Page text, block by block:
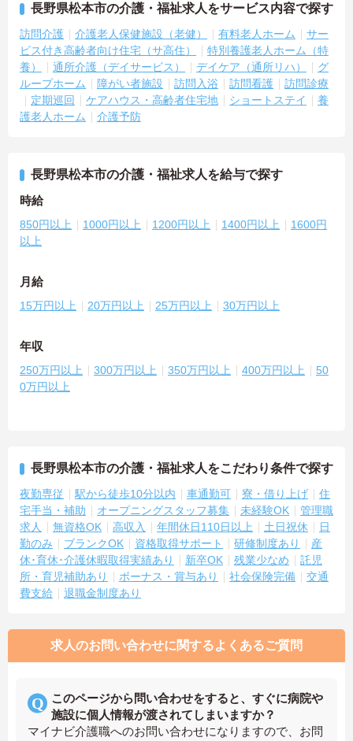
長野県松本市の介護・福祉求人をサービス内容で探す
訪問介護 介護老人保健施設（老健） 有料老人ホーム
サー
ビス付き高齢者向け住宅（サ高住）
特別養護老人ホーム（特
養）
通所介護（デイサービス） デイケア（通所リハ）
グ
ループホーム
障がい者施設 訪問入浴 訪問看護
訪問診療
定期巡回
ケアハウス・高齢者住宅地 ショートステイ
養
護老人ホーム
介護予防
長野県松本市の介護・福祉求人を給与で探す
時給
850円以上 1000円以上 1200円以上 1400円以上
1600円
以上
月給
15万円以上 20万円以上 25万円以上 30万円以上
年収
250万円以上 300万円以上 350万円以上 400万円以上
50
0万円以上
長野県松本市の介護・福祉求人をこだわり条件で探す
夜勤専従 駅から徒歩10分以内 車通勤可 寮・借り上げ
住
宅手当・補助
オープニングスタッフ募集 未経験OK
管理職
求人
無資格OK 高収入 年間休日110日以上 土日祝休
日
勤のみ
ブランクOK 資格取得サポート 研修制度あり
産
休･育休･介護休暇取得実績あり
新卒OK 残業少なめ
託児
所・育児補助あり
ボーナス・賞与あり 社会保険完備
交通
費支給
退職金制度あり
求人のお問い合わせに関するよくあるご質問
このページから問い合わせをすると、すぐに病院や
施設に個人情報が渡されてしまいますか？
マイナビ介護職へのお問い合わせになりますので、お問